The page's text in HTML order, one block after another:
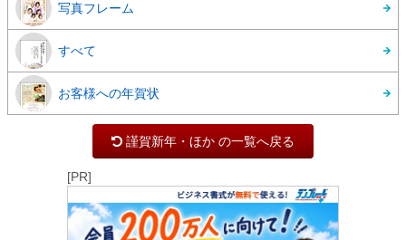
写真フレーム
すべて
お客様への年賀状
謹賀新年・ほか の一覧へ戻る
[PR]